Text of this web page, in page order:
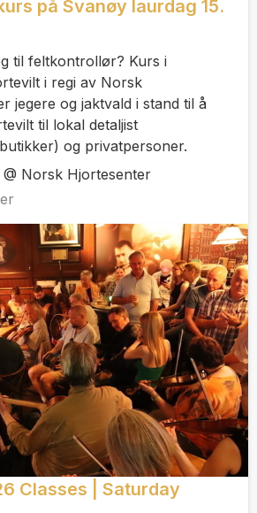
på Svanøy laurdag 15.
til feltkontrollør? Kurs i
i regi av Norsk
jegere og jaktvald i stand til å
til lokal detaljist
og privatpersoner.
@ Norsk Hjortesenter
Classes | Saturday